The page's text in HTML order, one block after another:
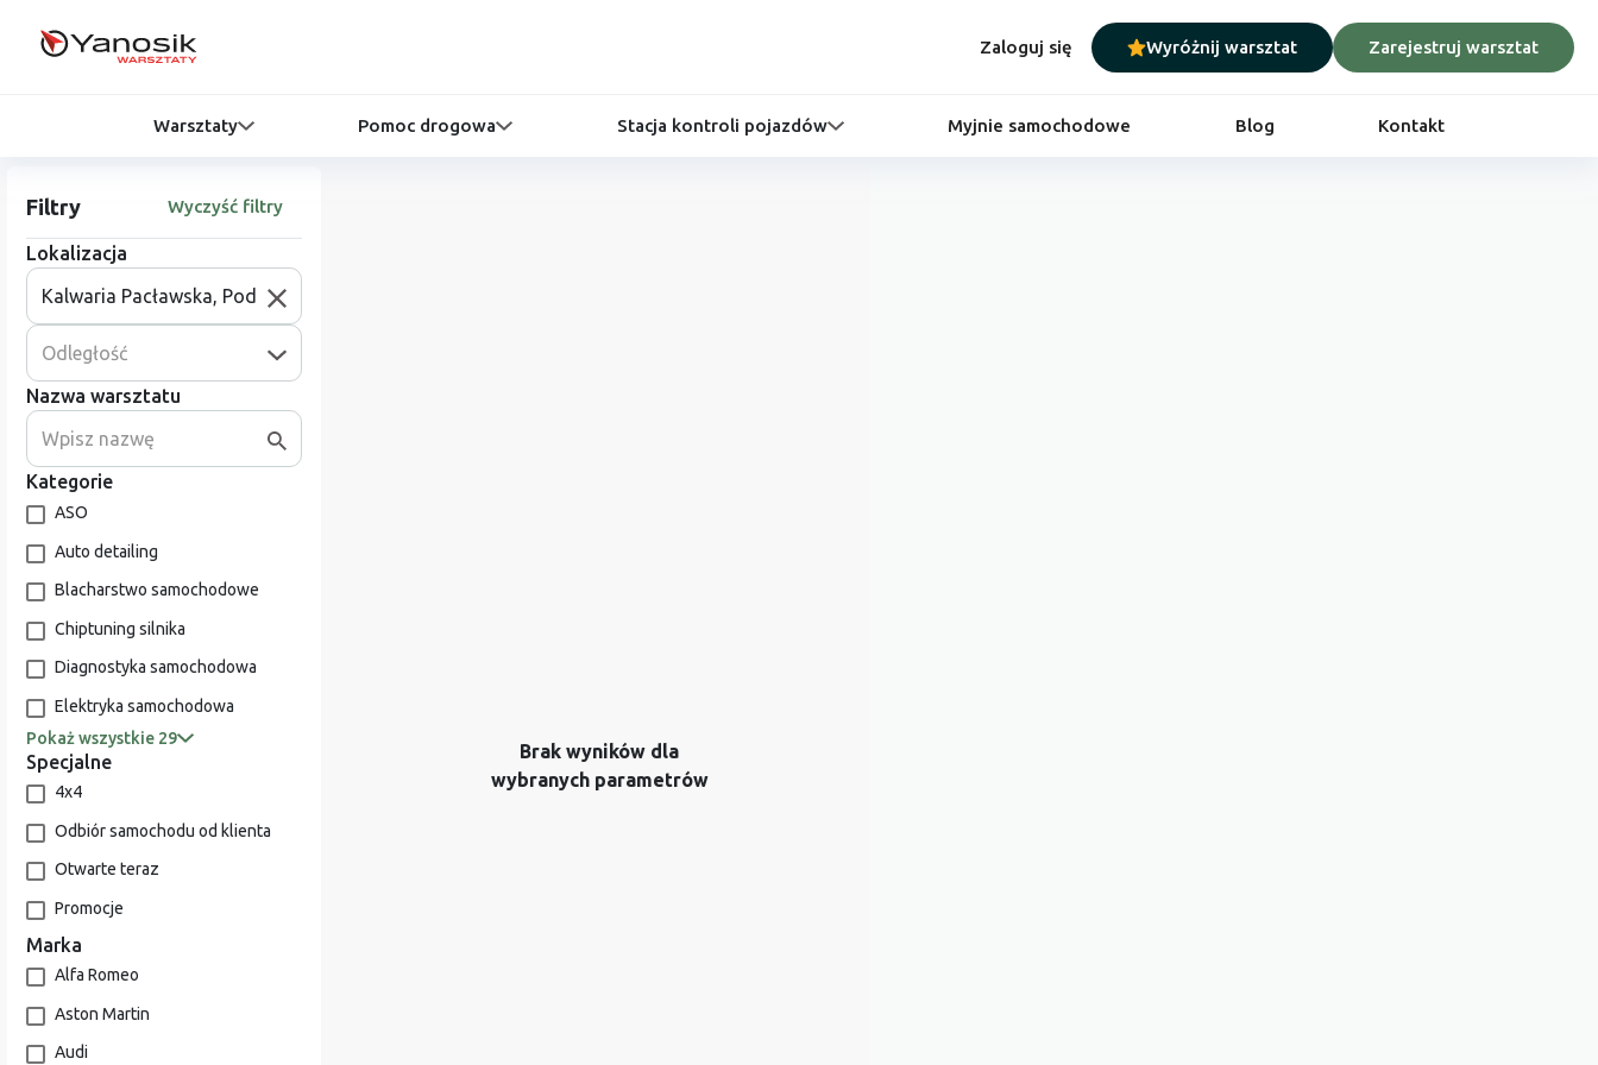
Zaloguj się Wyróżnij warsztat Zarejestruj warsztat
Warsztaty Pomoc drogowa Stacja kontroli pojazdów Myjnie samochodowe Blog Kontakt
Filtry Wyczyść filtry
Lokalizacja
Odległość
Nazwa warsztatu
Kategorie
ASO
Auto detailing
Blacharstwo samochodowe
Chiptuning silnika
Diagnostyka samochodowa
Elektryka samochodowa
Pokaż wszystkie 29
Specjalne
4x4
Odbiór samochodu od klienta
Otwarte teraz
Promocje
Marka
Alfa Romeo
Aston Martin
Audi
Brak wyników dla
wybranych parametrów